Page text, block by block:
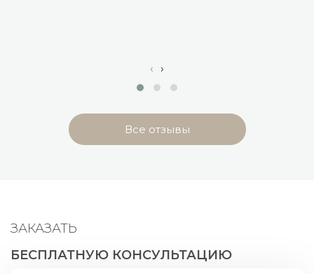
‹ ›
Все отзывы
ЗАКАЗАТЬ
БЕСПЛАТНУЮ КОНСУЛЬТАЦИЮ